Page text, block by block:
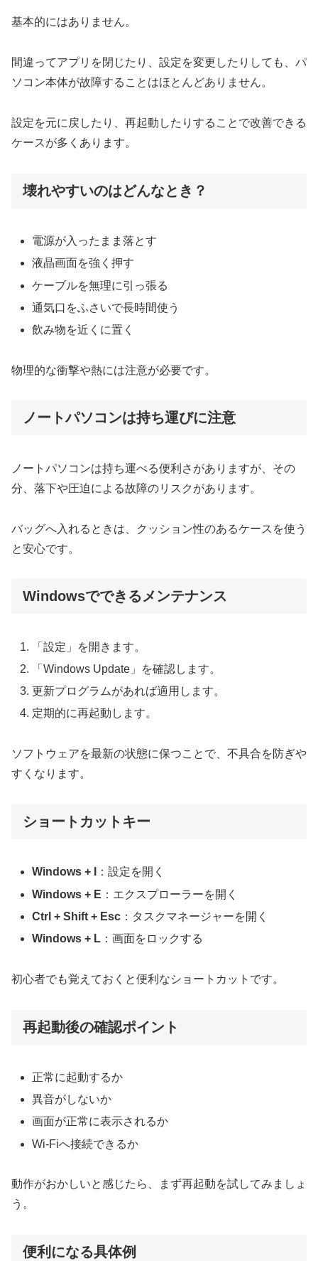
基本的にはありません。
間違ってアプリを閉じたり、設定を変更したりしても、パ
ソコン本体が故障することはほとんどありません。
設定を元に戻したり、再起動したりすることで改善できる
ケースが多くあります。
壊れやすいのはどんなとき？
電源が入ったまま落とす
液晶画面を強く押す
ケーブルを無理に引っ張る
通気口をふさいで長時間使う
飲み物を近くに置く
物理的な衝撃や熱には注意が必要です。
ノートパソコンは持ち運びに注意
ノートパソコンは持ち運べる便利さがありますが、その
分、落下や圧迫による故障のリスクがあります。
バッグへ入れるときは、クッション性のあるケースを使う
と安心です。
Windowsでできるメンテナンス
「設定」を開きます。
「Windows Update」を確認します。
更新プログラムがあれば適用します。
定期的に再起動します。
ソフトウェアを最新の状態に保つことで、不具合を防ぎや
すくなります。
ショートカットキー
Windows + I
：設定を開く
Windows + E ：エクスプローラーを開く
Ctrl + Shift + Esc ：タスクマネージャーを開く
Windows + L ：画面をロックする
初心者でも覚えておくと便利なショートカットです。
再起動後の確認ポイント
正常に起動するか
異音がしないか
画面が正常に表示されるか
Wi-Fiへ接続できるか
動作がおかしいと感じたら、まず再起動を試してみましょ
う。
便利になる具体例